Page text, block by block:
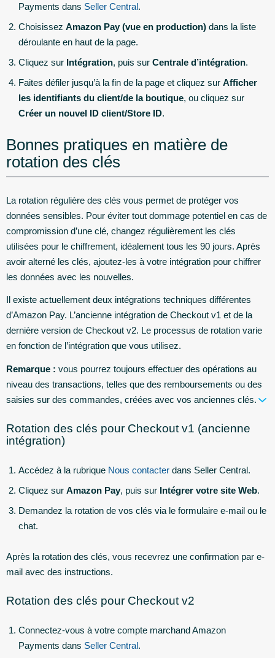
Payments dans Seller Central.
Choisissez Amazon Pay (vue en production) dans la liste
déroulante en haut de la page.
Cliquez sur Intégration, puis sur Centrale d’intégration.
Faites défiler jusqu’à la fin de la page et cliquez sur Afficher
les identifiants du client/de la boutique, ou cliquez sur
Créer un nouvel ID client/Store ID.
Bonnes pratiques en matière de
rotation des clés
La rotation régulière des clés vous permet de protéger vos
données sensibles. Pour éviter tout dommage potentiel en cas de
compromission d’une clé, changez régulièrement les clés
utilisées pour le chiffrement, idéalement tous les 90 jours. Après
avoir alterné les clés, ajoutez-les à votre intégration pour chiffrer
les données avec les nouvelles.
Il existe actuellement deux intégrations techniques différentes
d’Amazon Pay. L’ancienne intégration de Checkout v1 et de la
dernière version de Checkout v2. Le processus de rotation varie
en fonction de l’intégration que vous utilisez.
Remarque : vous pourrez toujours effectuer des opérations au
niveau des transactions, telles que des remboursements ou des
saisies sur des commandes, créées avec vos anciennes clés.
Rotation des clés pour Checkout v1 (ancienne
intégration)
Accédez à la rubrique Nous contacter dans Seller Central.
Cliquez sur Amazon Pay, puis sur Intégrer votre site Web.
Demandez la rotation de vos clés via le formulaire e-mail ou le
chat.
Après la rotation des clés, vous recevrez une confirmation par e-
mail avec des instructions.
Rotation des clés pour Checkout v2
Connectez-vous à votre compte marchand Amazon
Payments dans Seller Central.